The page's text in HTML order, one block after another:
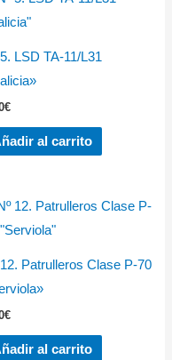
5. LSD TA-11/L31
€
al carrito
12. Patrulleros Clase P-70
€
al carrito